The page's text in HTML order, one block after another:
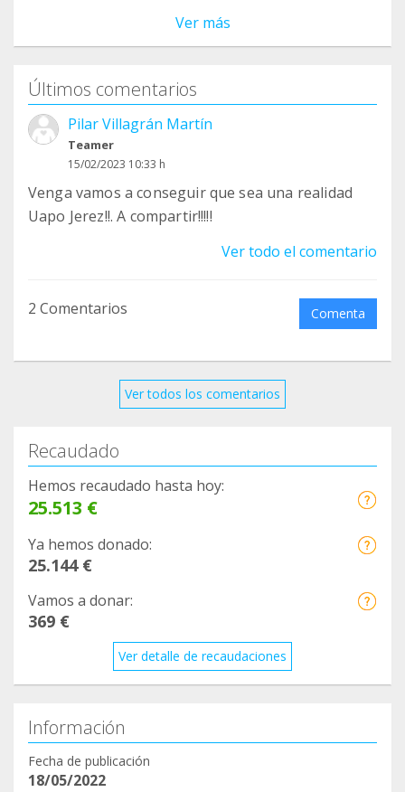
Ver más
Últimos comentarios
Pilar Villagrán Martín
Teamer
15/02/2023 10:33 h
Venga vamos a conseguir que sea una realidad
Uapo Jerez!!. A compartir!!!!!
Ver todo el comentario
2 Comentarios Comenta
Ver todos los comentarios
Recaudado
Hemos recaudado hasta hoy:
25.513 €
Ya hemos donado:
25.144 €
Vamos a donar:
369 €
Ver detalle de recaudaciones
Información
Fecha de publicación
18/05/2022